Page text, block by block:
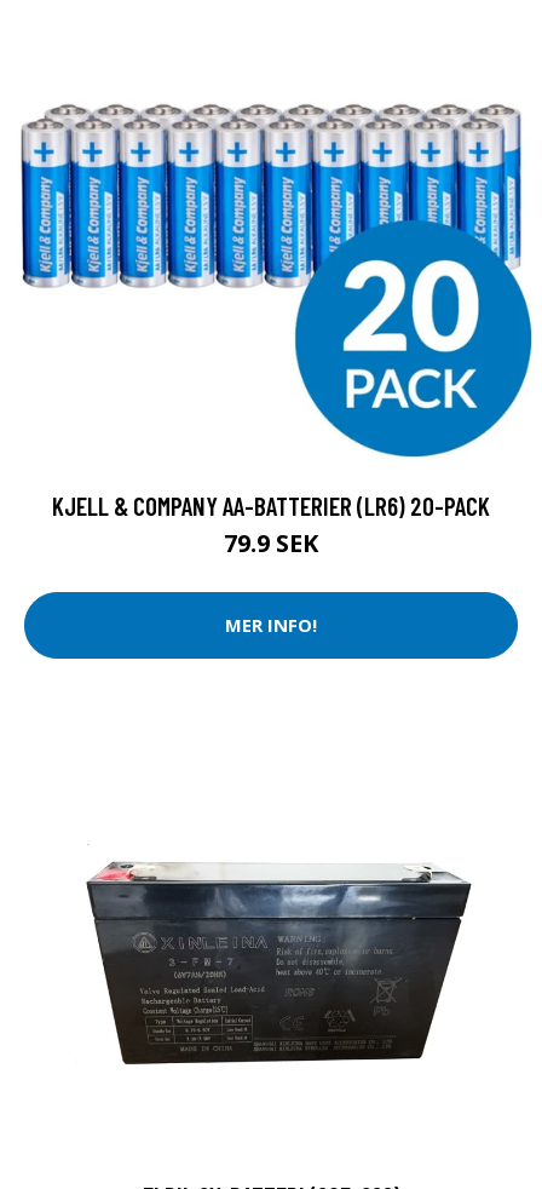
KJELL & COMPANY AA-BATTERIER (LR6) 20-PACK
79.9 SEK
MER INFO!